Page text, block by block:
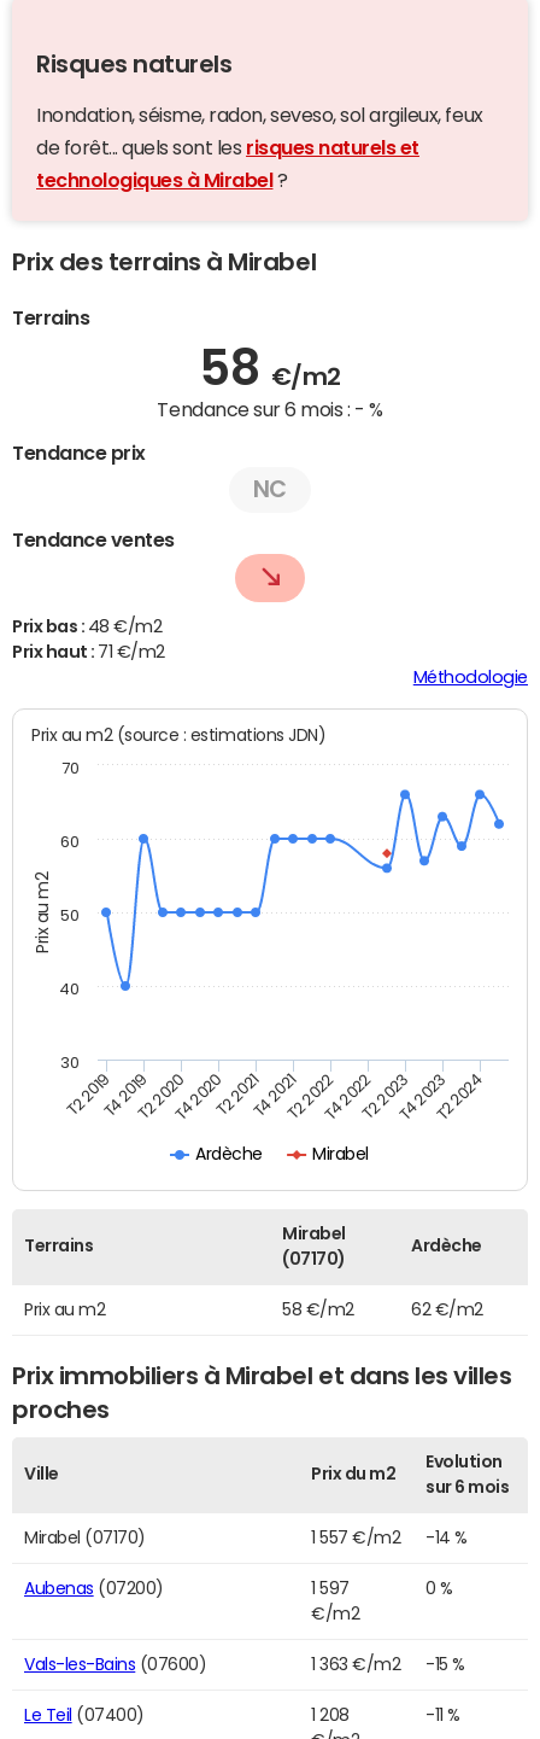
Risques naturels
Inondation, séisme, radon, seveso, sol argileux, feux
de forêt... quels sont les risques naturels et
technologiques à Mirabel ?
Prix des terrains à Mirabel
Terrains
58 €/m2
Tendance sur 6 mois : - %
Tendance prix
NC
Tendance ventes
Prix bas : 48 €/m2
Prix haut : 71 €/m2
Méthodologie
Prix au m2
Prix au m2 (source : estimations JDN)
Ardèche Mirabel
T2 2019T4 2019T2 2020T4 2020T2 2021T4 2021T2 2022T4 2022T2 2023T4 2023T2 2024
30
40
50
60
70
Terrains
Mirabel
(07170)
Ardèche
Prix au m2 58 €/m2 62 €/m2
Prix immobiliers à Mirabel et dans les villes
proches
Ville Prix du m2
Evolution
sur 6 mois
Mirabel (07170) 1 557 €/m2 -14 %
Aubenas (07200)
1 597
€/m2
0 %
Vals-les-Bains (07600) 1 363 €/m2 -15 %
Le Teil (07400)
1 208
-11 %